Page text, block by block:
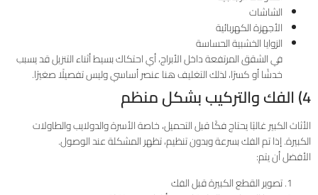
الشاشات
الأجهزة الكهربائية
الزوايا الخشبية الحساسة
في الشقق المرتفعة داخل الأبراج، أي احتكاك بسيط أثناء التنزيل قد يسبب
خدشًا أو كسرًا، لذلك التغليف هنا عنصر أساسي وليس تفصيلًا صغيرًا.
4) الفك والتركيب بشكل منظم
الأثاث الكبير غالبًا يحتاج فكًا قبل التحميل، خاصة الأسرة والدولايب والطاولات
الكبيرة. إذا تم الفك بسرعة وبدون تنظيم، تظهر المشكلة عند الوصول.
الأفضل أن يتم:
تصوير القطع الكبيرة قبل الفك